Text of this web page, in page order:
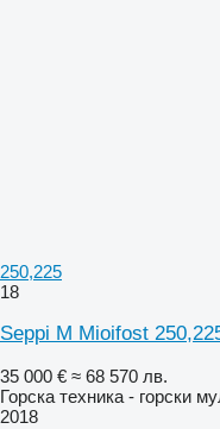
250,225
18
Seppi M Mioifost
35 000 € ≈ 68 570 лв.
Горска техника - горски
2018